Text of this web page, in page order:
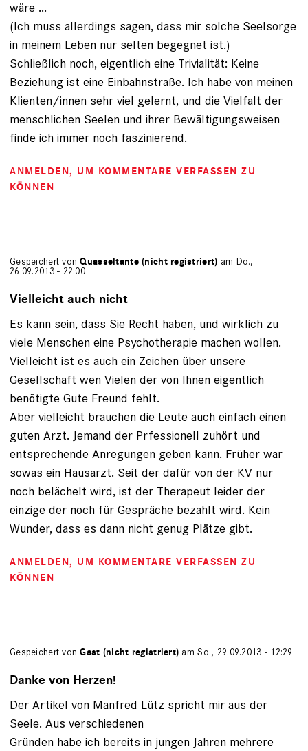
wäre ...
(Ich muss allerdings sagen, dass mir solche Seelsorge
in meinem Leben nur selten begegnet ist.)
Schließlich noch, eigentlich eine Trivialität: Keine
Beziehung ist eine Einbahnstraße. Ich habe von meinen
Klienten/innen sehr viel gelernt, und die Vielfalt der
menschlichen Seelen und ihrer Bewältigungsweisen
finde ich immer noch faszinierend.
ANMELDEN, UM KOMMENTARE VERFASSEN ZU
KÖNNEN
Gespeichert vonQuasseltante (nicht registriert) am Do.,
26.09.2013 - 22:00
Vielleicht auch nicht
Es kann sein, dass Sie Recht haben, und wirklich zu
viele Menschen eine Psychotherapie machen wollen.
Vielleicht ist es auch ein Zeichen über unsere
Gesellschaft wen Vielen der von Ihnen eigentlich
benötigte Gute Freund fehlt.
Aber vielleicht brauchen die Leute auch einfach einen
guten Arzt. Jemand der Prfessionell zuhört und
entsprechende Anregungen geben kann. Früher war
sowas ein Hausarzt. Seit der dafür von der KV nur
noch belächelt wird, ist der Therapeut leider der
einzige der noch für Gespräche bezahlt wird. Kein
Wunder, dass es dann nicht genug Plätze gibt.
ANMELDEN, UM KOMMENTARE VERFASSEN ZU
KÖNNEN
Gespeichert vonGast (nicht registriert) am So., 29.09.2013 - 12:29
Danke von Herzen!
Der Artikel von Manfred Lütz spricht mir aus der
Seele. Aus verschiedenen
Gründen habe ich bereits in jungen Jahren mehrere